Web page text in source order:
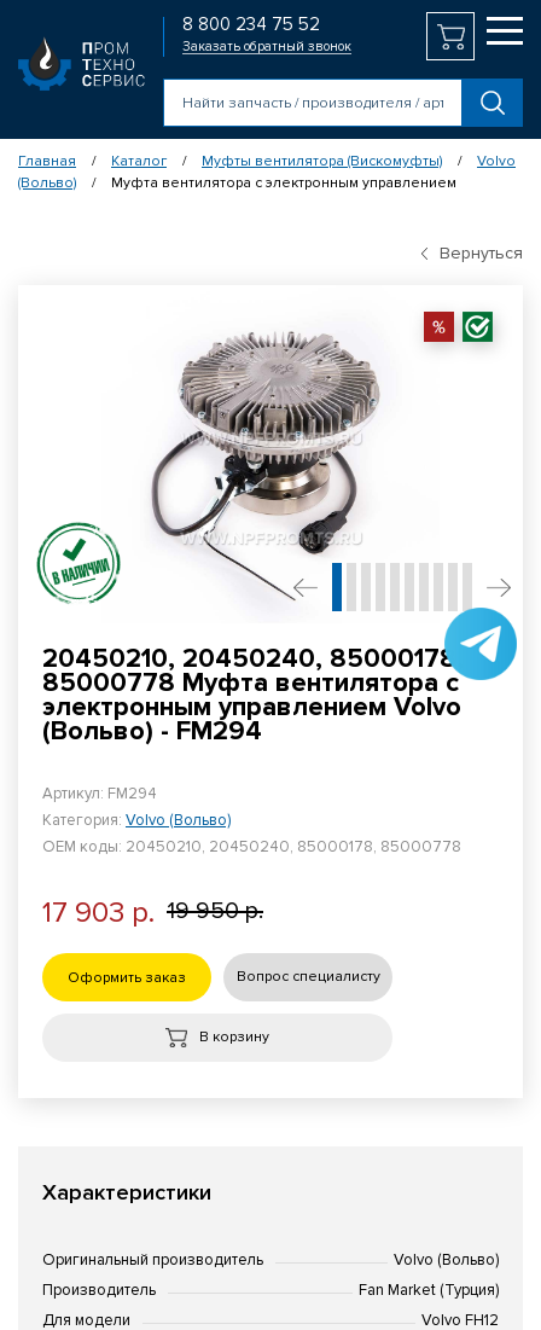
8 800 234 75 52
Заказать обратный звонок
Главная / Каталог / Муфты вентилятора (Вискомуфты) /
Volvo
(Вольво)
/ Муфта вентилятора с электронным управлением
Вернуться
20450210, 20450240, 85000178,
85000778 Муфта вентилятора с
электронным управлением Volvo
(Вольво) - FM294
Артикул: FM294
Категория: Volvo (Вольво)
ОЕМ коды: 20450210, 20450240, 85000178, 85000778
17 903 р. 19 950 р.
Оформить заказ Вопрос специалисту
В корзину
Характеристики
Оригинальный производитель
Volvo (Вольво)
Производитель
Fan Market (Турция)
Для модели
Volvo FH12